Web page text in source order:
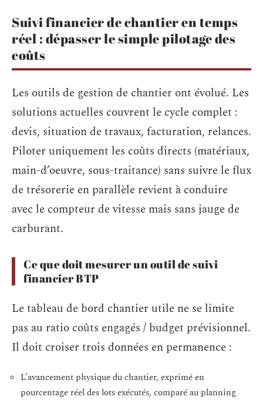
Suivi financier de chantier en temps
réel : dépasser le simple pilotage des
coûts
Les outils de gestion de chantier ont évolué. Les
solutions actuelles couvrent le cycle complet :
devis, situation de travaux, facturation, relances.
Piloter uniquement les coûts directs (matériaux,
main-d’oeuvre, sous-traitance) sans suivre le flux
de trésorerie en parallèle revient à conduire
avec le compteur de vitesse mais sans jauge de
carburant.
Ce que doit mesurer un outil de suivi
financier BTP
Le tableau de bord chantier utile ne se limite
pas au ratio coûts engagés / budget prévisionnel.
Il doit croiser trois données en permanence :
L’avancement physique du chantier, exprimé en
pourcentage réel des lots exécutés, comparé au planning